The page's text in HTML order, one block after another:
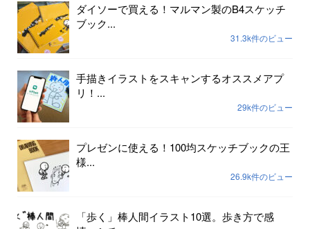
ダイソーで買える！マルマン製のB4スケッチ
ブック...
31.3k件のビュー
手描きイラストをスキャンするオススメアプ
リ！...
29k件のビュー
プレゼンに使える！100均スケッチブックの王
様...
26.9k件のビュー
「歩く」棒人間イラスト10選。歩き方で感